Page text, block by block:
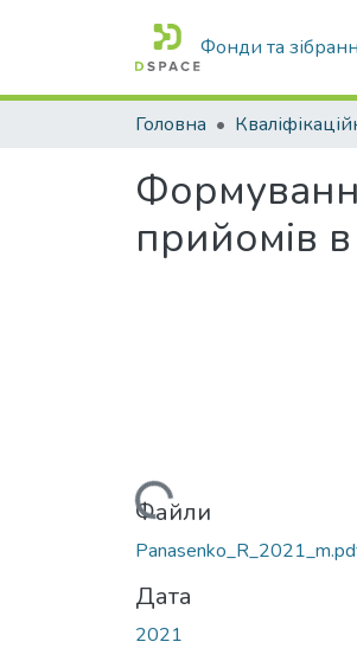
Фонди та
Головна
прийомів
Вантажиться...
Файли
Дата
2021